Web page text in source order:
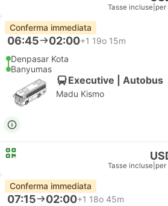
Tasse incluse
Conferma immediata
06:45 02:00+1 19o 15m
Denpasar Kota
Banyumas
Executive | Autobus
Madu Kismo
Tasse incluse
Conferma immediata
07:15 02:00+1 18o 45m